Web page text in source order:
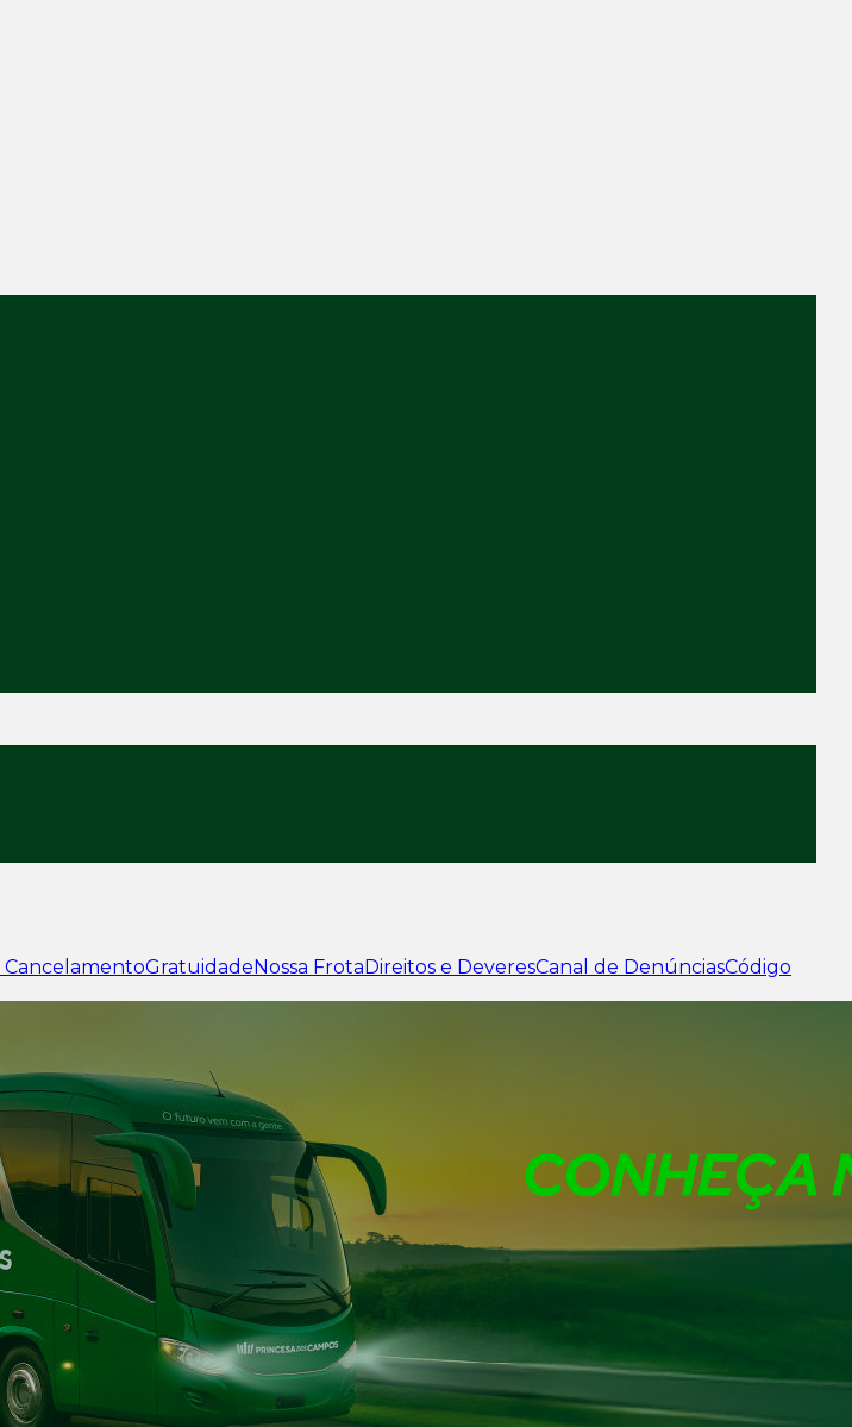
CancelamentoGratuidadeNossa FrotaDireitos e DeveresCanal de DenúnciasCódigo